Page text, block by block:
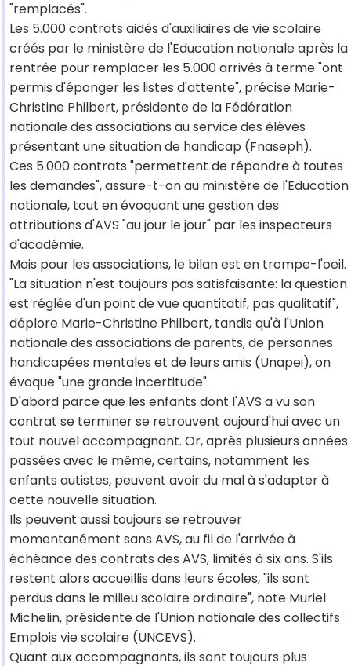
"remplacés".
Les 5.000 contrats aidés d'auxiliaires de vie scolaire
créés par le ministère de l'Education nationale après la
rentrée pour remplacer les 5.000 arrivés à terme "ont
permis d'éponger les listes d'attente", précise Marie-
Christine Philbert, présidente de la Fédération
nationale des associations au service des élèves
présentant une situation de handicap (Fnaseph).
Ces 5.000 contrats "permettent de répondre à toutes
les demandes", assure-t-on au ministère de l'Education
nationale, tout en évoquant une gestion des
attributions d'AVS "au jour le jour" par les inspecteurs
d'académie.
Mais pour les associations, le bilan est en trompe-l'oeil.
"La situation n'est toujours pas satisfaisante: la question
est réglée d'un point de vue quantitatif, pas qualitatif",
déplore Marie-Christine Philbert, tandis qu'à l'Union
nationale des associations de parents, de personnes
handicapées mentales et de leurs amis (Unapei), on
évoque "une grande incertitude".
D'abord parce que les enfants dont l'AVS a vu son
contrat se terminer se retrouvent aujourd'hui avec un
tout nouvel accompagnant. Or, après plusieurs années
passées avec le même, certains, notamment les
enfants autistes, peuvent avoir du mal à s'adapter à
cette nouvelle situation.
Ils peuvent aussi toujours se retrouver
momentanément sans AVS, au fil de l'arrivée à
échéance des contrats des AVS, limités à six ans. S'ils
restent alors accueillis dans leurs écoles, "ils sont
perdus dans le milieu scolaire ordinaire", note Muriel
Michelin, présidente de l'Union nationale des collectifs
Emplois vie scolaire (UNCEVS).
Quant aux accompagnants, ils sont toujours plus